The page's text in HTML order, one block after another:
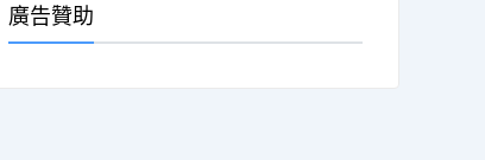
廣告贊助